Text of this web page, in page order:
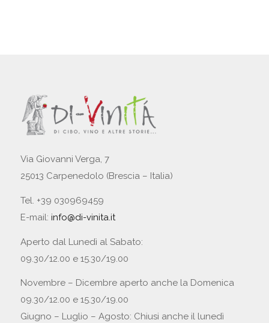
Via Giovanni Verga, 7
25013 Carpenedolo (Brescia – Italia)
Tel. +39 030969459
E-mail: info@di-vinita.it
Aperto dal Lunedì al Sabato:
09.30/12.00 e 15.30/19.00
Novembre – Dicembre aperto anche la Domenica
09.30/12.00 e 15.30/19.00
Giugno – Luglio – Agosto: Chiusi anche il lunedì